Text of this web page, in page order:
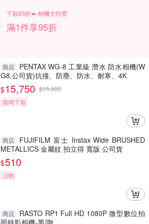
下殺95折⬅︎ 相機大特賣
滿1件享95折
商店
PENTAX WG-8 工業級 潛水 防水相機(W
G8,公司貨)抗撞、防塵、防水、耐寒、4K
$15,750 $15,900
限時下殺
商店
FUJIFILM 富士 Instax Wide BRUSHED
METALLICS 金屬紋 拍立得 寬版 公司貨
$510
活動
商店
RASTO RP1 Full HD 1080P 微型數位拍